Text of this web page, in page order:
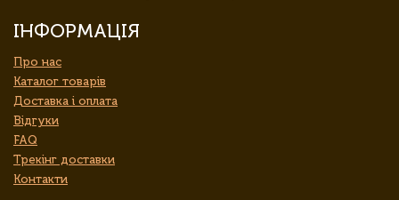
ІНФОРМАЦІЯ
Про нас
Каталог товарів
Доставка і оплата
Відгуки
FAQ
Трекінг доставки
Контакти